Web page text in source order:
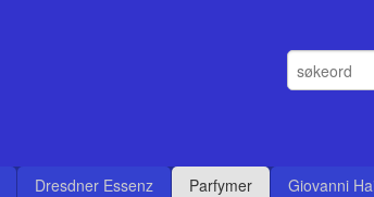
Dresdner Essenz Parfymer Giovanni